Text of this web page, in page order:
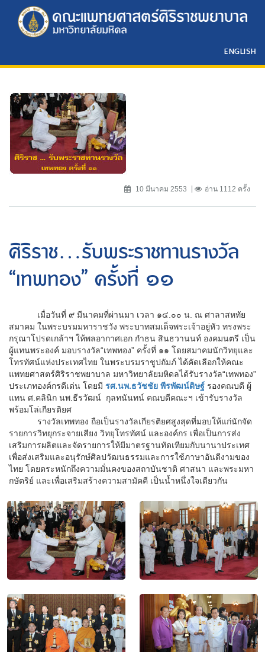
ENGLISH
10 มีนาคม 2553 อ่าน 1112 ครั้ง
ศิริราช...รับพระราชทานรางวัล
“เทพทอง” ครั้งที่ ๑๑
เมื่อวันที่ ๙ มีนาคมที่ผ่านมา เวลา ๑๔.๐๐ น. ณ ศาลาสหทัย
สมาคม ในพระบรมมหาราชวัง พระบาทสมเด็จพระเจ้าอยู่หัว ทรงพระ
กรุณาโปรดเกล้าฯ ให้พลอากาศเอก กำธน สินธวานนท์ องคมนตรี เป็น
ผู้แทนพระองค์ มอบรางวัล“เทพทอง” ครั้งที่ ๑๑ โดยสมาคมนักวิทยุและ
โทรทัศน์แห่งประเทศไทย ในพระบรมราชูปถัมภ์ ได้คัดเลือกให้คณะ
แพทยศาสตร์ศิริราชพยาบาล มหาวิทยาลัยมหิดลได้รับรางวัล“เทพทอง”
ประเภทองค์กรดีเด่น โดยมี รศ.นพ.ธวัชชัย พีรพัฒน์ดิษฐ์ รองคณบดี ผู้
แทน ศ.คลินิก นพ.ธีรวัฒน์ กุลทนันทน์ คณบดีคณะฯ เข้ารับรางวัล
พร้อมโล่เกียรติยศ
รางวัลเทพทอง ถือเป็นรางวัลเกียรติยศสูงสุดที่มอบให้แก่นักจัด
รายการวิทยุกระจายเสียง วิทยุโทรทัศน์ และองค์กร เพื่อเป็นการส่ง
เสริมการผลิตและจัดรายการให้มีมาตรฐานทัดเทียมกับนานาประเทศ
เพื่อส่งเสริมและอนุรักษ์ศิลปวัฒนธรรมและการใช้ภาษาอันดีงามของ
ไทย โดยตระหนักถึงความมั่นคงของสถาบันชาติ ศาสนา และพระมหา
กษัตริย์ และเพื่อเสริมสร้างความสามัคคี เป็นน้ำหนึ่งใจเดียวกัน